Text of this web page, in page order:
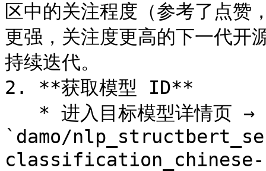
区中的关注程度（参考了点赞
更强，关注度更高的下一代开
持续迭代。
2. **获取模型 ID**
`damo/
classification_chinese-